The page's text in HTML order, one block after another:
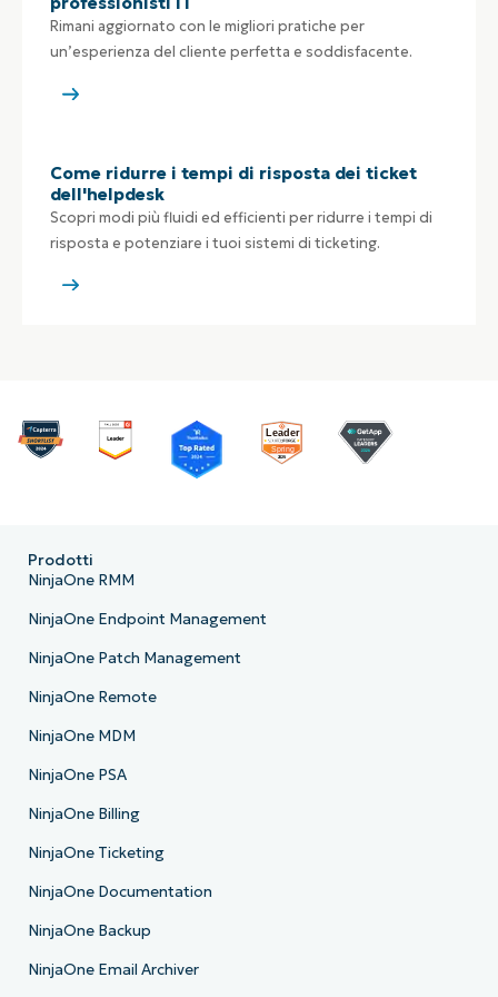
Rimani aggiornato con le migliori pratiche per
un’esperienza del cliente perfetta e soddisfacente.
Come ridurre i tempi di risposta dei ticket
dell'helpdesk
Scopri modi più fluidi ed efficienti per ridurre i tempi di
risposta e potenziare i tuoi sistemi di ticketing.
Prodotti
NinjaOne RMM
NinjaOne Endpoint Management
NinjaOne Patch Management
NinjaOne Remote
NinjaOne MDM
NinjaOne PSA
NinjaOne Billing
NinjaOne Ticketing
NinjaOne Documentation
NinjaOne Backup
NinjaOne Email Archiver